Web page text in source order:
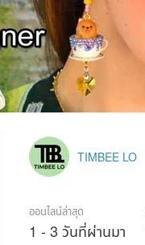
TIMBEE LO
ออนไลน์ล่าสุด
1 - 3 วันที่ผ่านมา